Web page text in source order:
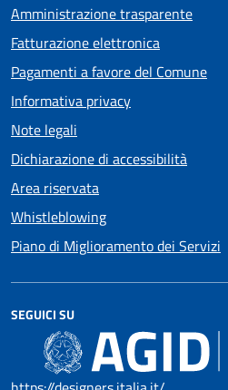
Amministrazione trasparente
Fatturazione elettronica
Pagamenti a favore del Comune
Informativa privacy
Note legali
Dichiarazione di accessibilità
Area riservata
Whistleblowing
Piano di Miglioramento dei Servizi
SEGUICI SU